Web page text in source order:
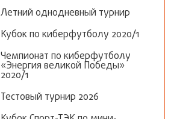
Летний однодневный турнир
Кубок по киберфутболу 2020/1
Чемпионат по киберфутболу
«Энергия великой Победы»
2020/1
Тестовый турнир 2026